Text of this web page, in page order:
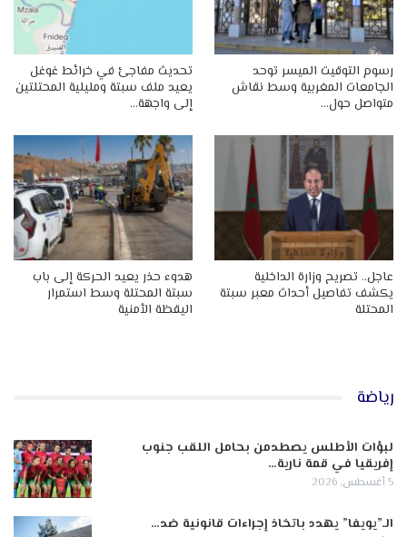
رسوم التوقيت الميسر توحد
الجامعات المغربية وسط نقاش
متواصل حول…
تحديث مفاجئ في خرائط غوغل
يعيد ملف سبتة ومليلية المحتلتين
إلى واجهة…
عاجل.. تصريح وزارة الداخلية
يكشف تفاصيل أحداث معبر سبتة
المحتلة
هدوء حذر يعيد الحركة إلى باب
سبتة المحتلة وسط استمرار
اليقظة الأمنية
رياضة
لبؤات الأطلس يصطدمن بحامل اللقب جنوب
إفريقيا في قمة نارية…
5 أغسطس, 2026
الـ”يويفا” يهدد باتخاذ إجراءات قانونية ضد…